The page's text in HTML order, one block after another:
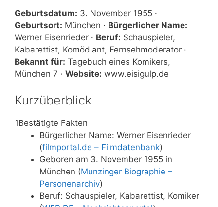
Geburtsdatum: 3. November 1955 ·
Geburtsort: München · Bürgerlicher Name:
Werner Eisenrieder · Beruf: Schauspieler,
Kabarettist, Komödiant, Fernsehmoderator ·
Bekannt für: Tagebuch eines Komikers,
München 7 · Website: www.eisigulp.de
Kurzüberblick
1Bestätigte Fakten
Bürgerlicher Name: Werner Eisenrieder
(filmportal.de – Filmdatenbank)
Geboren am 3. November 1955 in
München (Munzinger Biographie –
Personenarchiv)
Beruf: Schauspieler, Kabarettist, Komiker